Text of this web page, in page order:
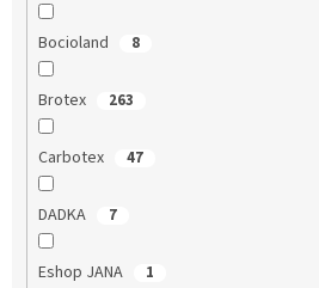
Bocioland 8
Brotex 263
Carbotex 47
DADKA 7
Eshop JANA 1